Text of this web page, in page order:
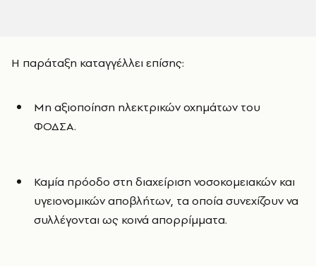
Η παράταξη καταγγέλλει επίσης:
Μη αξιοποίηση ηλεκτρικών οχημάτων του
ΦΟΔΣΑ.
Καμία πρόοδο στη διαχείριση νοσοκομειακών και
υγειονομικών αποβλήτων, τα οποία συνεχίζουν να
συλλέγονται ως κοινά απορρίμματα.